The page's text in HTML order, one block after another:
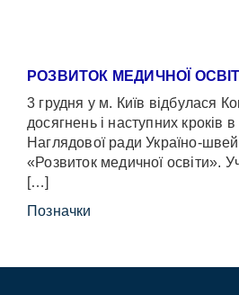
РОЗВИТОК МЕДИЧНОЇ
3 грудня у м. Київ відбулася
досягнень і наступних кроків
Наглядової ради Україно-
«Розвиток медичної освіти».
[…]
Позначки